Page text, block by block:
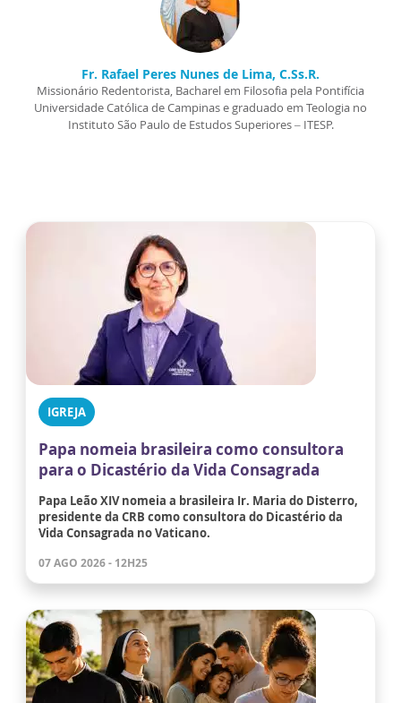
Fr. Rafael Peres Nunes de Lima, C.Ss.R.
Missionário Redentorista, Bacharel em Filosofia pela Pontifícia
Universidade Católica de Campinas e graduado em Teologia no
Instituto São Paulo de Estudos Superiores – ITESP.
IGREJA
Papa nomeia brasileira como consultora
para o Dicastério da Vida Consagrada
Papa Leão XIV nomeia a brasileira Ir. Maria do Disterro,
presidente da CRB como consultora do Dicastério da
Vida Consagrada no Vaticano.
07 AGO 2026 - 12H25